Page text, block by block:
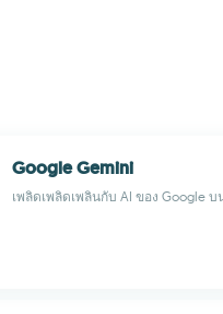
Google Gemini
เพลิดเพลิดเพลินกับ AI ของ Google